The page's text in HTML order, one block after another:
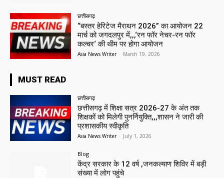
छत्तीसगढ़
“बस्तर हेरिटेज मैराथन 2026” का आयोजन 22
मार्च को जगदलपुर में,,,‘रन फॉर नेचर-रन फॉर
कल्चर‘ की थीम पर होगा आयोजन
Asia News Writer - March 19, 2026
MUST READ
छत्तीसगढ़
छत्तीसगढ़ में शिक्षा सत्र 2026-27 के अंत तक
शिक्षकों को मिलेगी पुनर्नियुक्ति,,,शासन ने जारी की
प्रशासकीय स्वीकृति
Asia News Writer - July 1, 2026
Blog
केंद्र सरकार के 12 वर्ष ,जनकल्याण शिविर में बड़ी
संख्या में लोग पहुंचे